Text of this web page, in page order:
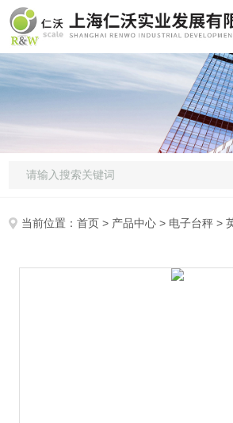
当前位置：首页 > 产品中心 > 电子台秤 >